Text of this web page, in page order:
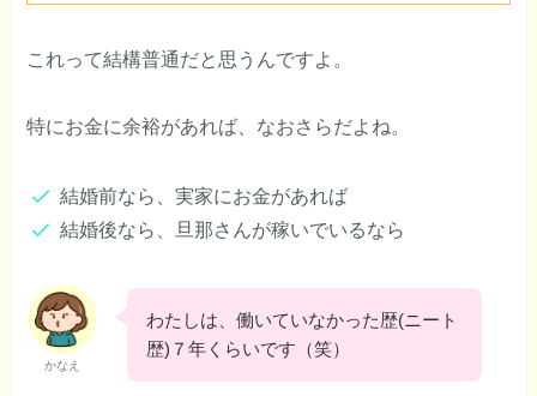
これって結構普通だと思うんですよ。
特にお金に余裕があれば、なおさらだよね。
結婚前なら、実家にお金があれば
結婚後なら、旦那さんが稼いでいるなら
かなえ
わたしは、働いていなかった歴(ニート
歴)７年くらいです（笑）